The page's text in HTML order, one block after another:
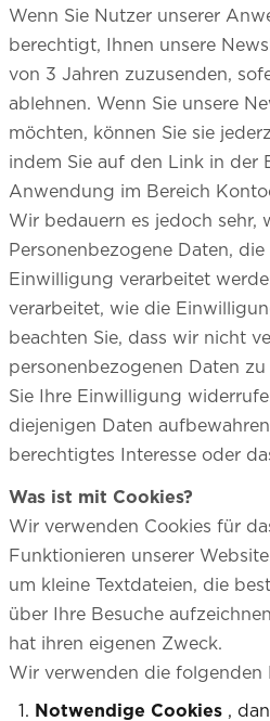
Wenn Sie Nutzer unserer
berechtigt, Ihnen unsere
von 3 Jahren zuzusenden,
ablehnen. Wenn Sie unsere
möchten, können Sie sie
indem Sie auf den Link in der
Anwendung im Bereich
Wir bedauern es jedoch sehr,
Personenbezogene Daten,
Einwilligung verarbeitet
verarbeitet, wie die
beachten Sie, dass wir nicht
personenbezogenen Daten
Sie Ihre Einwilligung
diejenigen Daten
berechtigtes Interesse oder
Was ist mit Cookies?
Wir verwenden Cookies für
Funktionieren unserer
um kleine Textdateien, die
über Ihre Besuche
hat ihren eigenen Zweck.
Wir verwenden die folgenden
Notwendige Cookies ,